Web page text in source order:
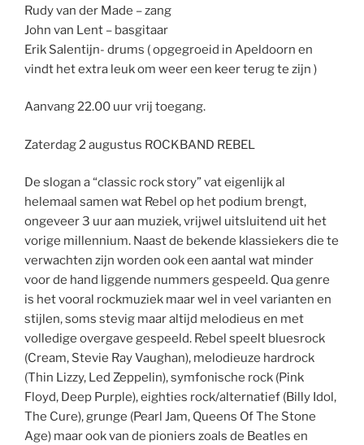
Rudy van der Made – zang
John van Lent – basgitaar
Erik Salentijn- drums ( opgegroeid in Apeldoorn en
vindt het extra leuk om weer een keer terug te zijn )
Aanvang 22.00 uur vrij toegang.
Zaterdag 2 augustus ROCKBAND REBEL
De slogan a “classic rock story” vat eigenlijk al
helemaal samen wat Rebel op het podium brengt,
ongeveer 3 uur aan muziek, vrijwel uitsluitend uit het
vorige millennium. Naast de bekende klassiekers die te
verwachten zijn worden ook een aantal wat minder
voor de hand liggende nummers gespeeld. Qua genre
is het vooral rockmuziek maar wel in veel varianten en
stijlen, soms stevig maar altijd melodieus en met
volledige overgave gespeeld. Rebel speelt bluesrock
(Cream, Stevie Ray Vaughan), melodieuze hardrock
(Thin Lizzy, Led Zeppelin), symfonische rock (Pink
Floyd, Deep Purple), eighties rock/alternatief (Billy Idol,
The Cure), grunge (Pearl Jam, Queens Of The Stone
Age) maar ook van de pioniers zoals de Beatles en